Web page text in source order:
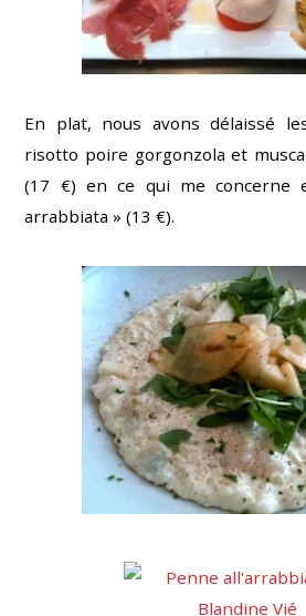
En plat, nous avons délaissé
risotto poire gorgonzola et
(17 €) en ce qui me concerne
arrabbiata » (13 €).